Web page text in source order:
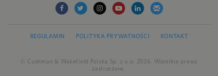
REGULAMIN POLITYKA PRYWATNOŚCI KONTAKT
© Cushman & Wakefield Polska Sp. z o.o. 2026. Wszelkie prawa
zastrzeżone.